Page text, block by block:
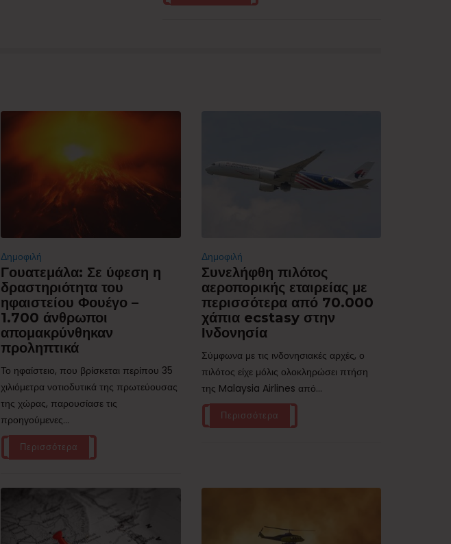
Δημοφιλή
Γουατεμάλα: Σε ύφεση η
δραστηριότητα του
ηφαιστείου Φουέγο –
1.700 άνθρωποι
απομακρύνθηκαν
προληπτικά
Το ηφαίστειο, που βρίσκεται περίπου 35
χιλιόμετρα νοτιοδυτικά της πρωτεύουσας
της χώρας, παρουσίασε τις
προηγούμενες...
Περισσότερα
Δημοφιλή
Συνελήφθη πιλότος
αεροπορικής εταιρείας με
περισσότερα από 70.000
χάπια ecstasy στην
Ινδονησία
Σύμφωνα με τις ινδονησιακές αρχές, ο
πιλότος είχε μόλις ολοκληρώσει πτήση
της Malaysia Airlines από...
Περισσότερα